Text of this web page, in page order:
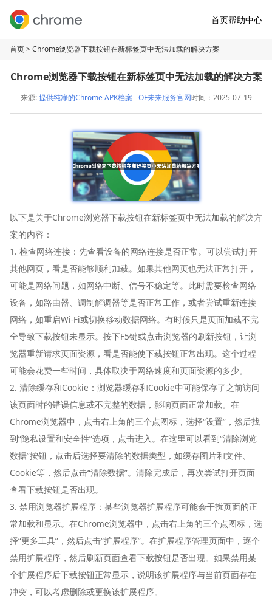
首页帮助中心
首页> Chrome浏览器下载按钮在新标签页中无法加载的解决方案
Chrome浏览器下载按钮在新标签页中无法加载的解决方案
来源:提供纯净的Chrome APK档案 - OF未来服务官网时间：2025-07-19
以下是关于Chrome浏览器下载按钮在新标签页中无法加载的解决方
案的内容：
1. 检查网络连接：先查看设备的网络连接是否正常。可以尝试打开
其他网页，看是否能够顺利加载。如果其他网页也无法正常打开，
可能是网络问题，如网络中断、信号不稳定等。此时需要检查网络
设备，如路由器、调制解调器等是否正常工作，或者尝试重新连接
网络，如重启Wi-Fi或切换移动数据网络。有时候只是页面加载不完
全导致下载按钮未显示。按下F5键或点击浏览器的刷新按钮，让浏
览器重新请求页面资源，看是否能使下载按钮正常出现。这个过程
可能会花费一些时间，具体取决于网络速度和页面资源的多少。
2. 清除缓存和Cookie：浏览器缓存和Cookie中可能保存了之前访问
该页面时的错误信息或不完整的数据，影响页面正常加载。在
Chrome浏览器中，点击右上角的三个点图标，选择“设置”，然后找
到“隐私设置和安全性”选项，点击进入。在这里可以看到“清除浏览
数据”按钮，点击后选择要清除的数据类型，如缓存图片和文件、
Cookie等，然后点击“清除数据”。清除完成后，再次尝试打开页面
查看下载按钮是否出现。
3. 禁用浏览器扩展程序：某些浏览器扩展程序可能会干扰页面的正
常加载和显示。在Chrome浏览器中，点击右上角的三个点图标，选
择“更多工具”，然后点击“扩展程序”。在扩展程序管理页面中，逐个
禁用扩展程序，然后刷新页面查看下载按钮是否出现。如果禁用某
个扩展程序后下载按钮正常显示，说明该扩展程序与当前页面存在
冲突，可以考虑删除或更换该扩展程序。